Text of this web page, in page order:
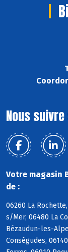
Nous
Votre magasin
de :
06260 La
s/Mer, 06480 La
Bézaudun-les-
Conségudes,